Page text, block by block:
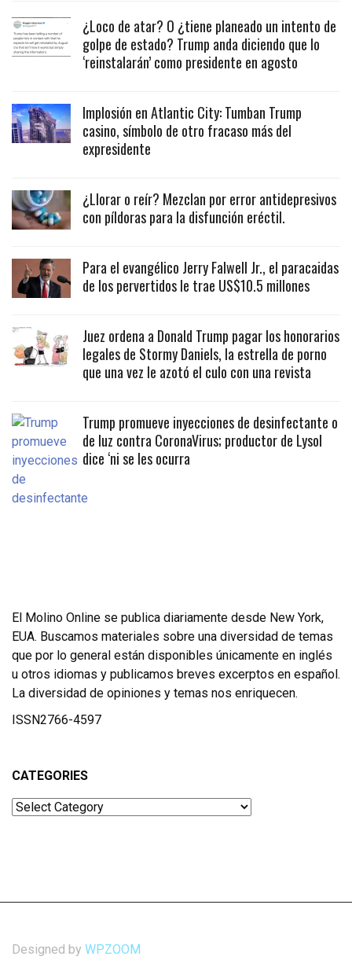
¿Loco de atar? O ¿tiene planeado un intento de
golpe de estado? Trump anda diciendo que lo
‘reinstalarán’ como presidente en agosto
Implosión en Atlantic City: Tumban Trump
casino, símbolo de otro fracaso más del
expresidente
¿Llorar o reír? Mezclan por error antidepresivos
con píldoras para la disfunción eréctil.
Para el evangélico Jerry Falwell Jr., el paracaidas
de los pervertidos le trae US$10.5 millones
Juez ordena a Donald Trump pagar los honorarios
legales de Stormy Daniels, la estrella de porno
que una vez le azotó el culo con una revista
Trump promueve inyecciones de desinfectante o
de luz contra CoronaVirus; productor de Lysol
dice ‘ni se les ocurra
El Molino Online se publica diariamente desde New York,
EUA. Buscamos materiales sobre una diversidad de temas
que por lo general están disponibles únicamente en inglés
u otros idiomas y publicamos breves excerptos en español.
La diversidad de opiniones y temas nos enriquecen.
ISSN2766-4597
CATEGORIES
Categories
Designed by WPZOOM